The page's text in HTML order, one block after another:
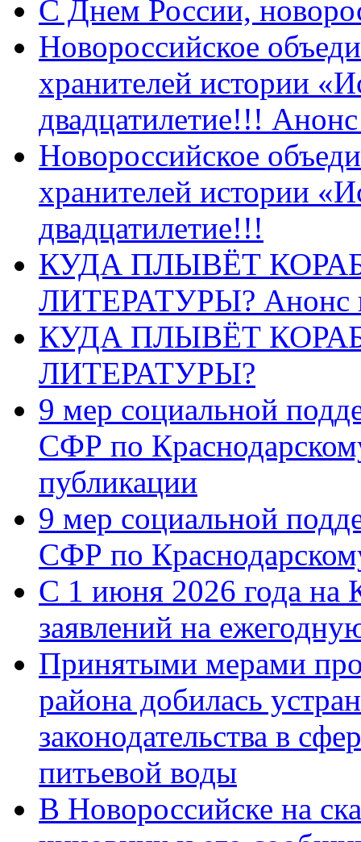
C Днем России,
Новороссийское
хранителей истории
двадцатилетие!!!
Новороссийское
хранителей истории
двадцатилетие!!!
КУДА ПЛЫВЁТ
ЛИТЕРАТУРЫ? Анонс
КУДА ПЛЫВЁТ
ЛИТЕРАТУРЫ?
9 мер социальной
СФР по
публикации
9 мер социальной
СФР по
С 1 июня 2026 года на
заявлений на
Принятыми мерами
района добилась
законодательства в
питьевой воды
В Новороссийске на